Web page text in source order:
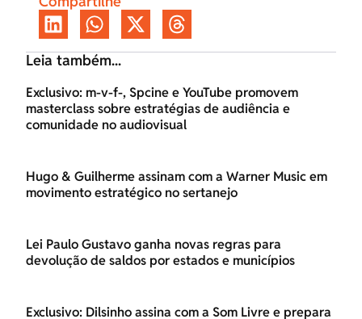
Leia também...
Exclusivo: m-v-f-, Spcine e YouTube promovem
masterclass sobre estratégias de audiência e
comunidade no audiovisual
Hugo & Guilherme assinam com a Warner Music em
movimento estratégico no sertanejo
Lei Paulo Gustavo ganha novas regras para
devolução de saldos por estados e municípios
Exclusivo: Dilsinho assina com a Som Livre e prepara